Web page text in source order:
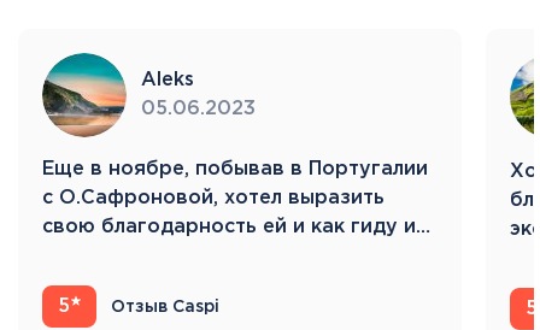
Aleks
05.06.2023
Eще в ноябре, побывав в Португалии
с О.Сафроновой, хотел выразить
свою благодарность ей и как гиду и…
5 Отзыв Caspi 5